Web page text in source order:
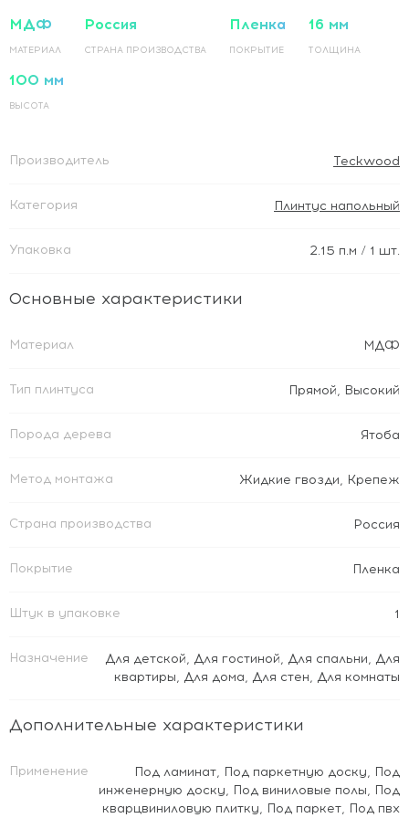
МДФ
МАТЕРИАЛ
Россия
СТРАНА ПРОИЗВОДСТВА
Пленка
ПОКРЫТИЕ
16 мм
ТОЛЩИНА
100 мм
ВЫСОТА
Производитель Teckwood
Категория Плинтус напольный
Упаковка 2.15 п.м / 1 шт.
Основные характеристики
Материал МДФ
Тип плинтуса Прямой, Высокий
Порода дерева Ятоба
Метод монтажа Жидкие гвозди, Крепеж
Страна производства Россия
Покрытие Пленка
Штук в упаковке 1
Назначение Для детской, Для гостиной, Для спальни, Для
квартиры, Для дома, Для стен, Для комнаты
Дополнительные характеристики
Применение Под ламинат, Под паркетную доску, Под
инженерную доску, Под виниловые полы, Под
кварцвиниловую плитку, Под паркет, Под пвх